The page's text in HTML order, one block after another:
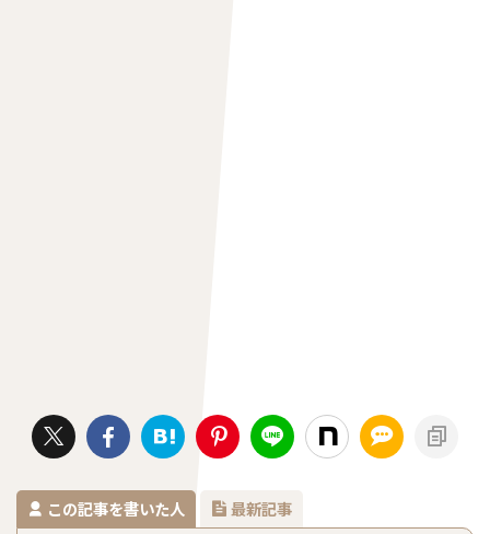
この記事を書いた人 最新記事